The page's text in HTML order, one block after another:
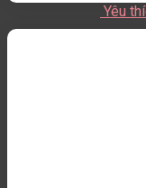
Yêu